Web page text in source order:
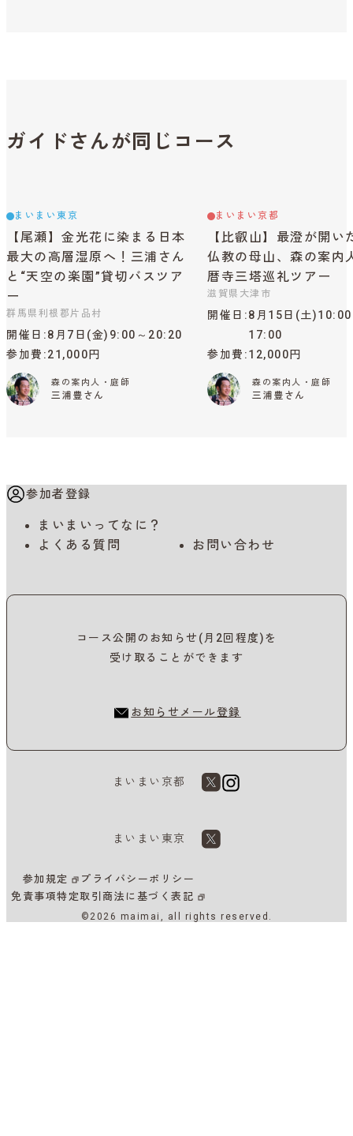
ガイドさんが同じコース
まいまい東京
【尾瀬】金光花に染まる日本
最大の高層湿原へ！三浦さん
と“天空の楽園”貸切バスツア
ー
群馬県利根郡片品村
開催日
8月7日(金)9:00～20:20
参加費 21,000円
森の案内人・庭師
三浦豊さん
まいまい京都
【比叡山】最澄が開い
仏教の母山、森の案内
暦寺三塔巡礼ツアー
滋賀県大津市
開催日
8月15日(土
17:00
参加費 12,000円
森の案内人・庭師
三浦豊さん
参加者登録
まいまいってなに？
よくある質問
お問い合わせ
コース公開のお知らせ(月2回程度)を
受け取ることができます
お知らせメール登録
まいまい京都
まいまい東京
参加規定
プライバシーポリシー
免責事項特定取引商法に基づく表記
©2026 maimai, all rights reserved.